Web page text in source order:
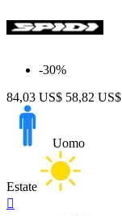
-30%
84,03 US$ 58,82 US$
Uomo
Estate
